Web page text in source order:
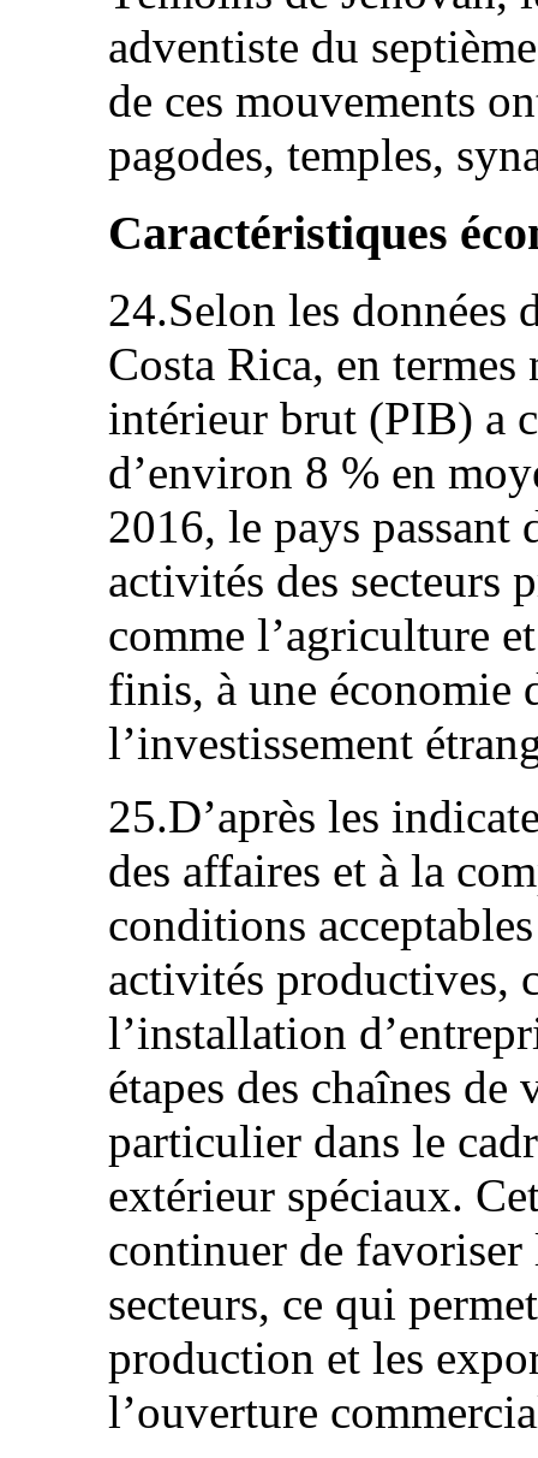
adventiste du
de ces mouvements
pagodes, temples,
Caractéristiques
24.Selon les données
Costa Rica, en
intérieur brut (PIB) a
d’environ 8 % en
2016, le pays passant
activités des secteurs
comme l’agriculture
finis, à une économie
l’investissement
25.D’après les
des affaires et à la
conditions
activités productives,
l’installation
étapes des chaînes
particulier dans le
extérieur spéciaux.
continuer de
secteurs, ce qui
production et les
l’ouverture